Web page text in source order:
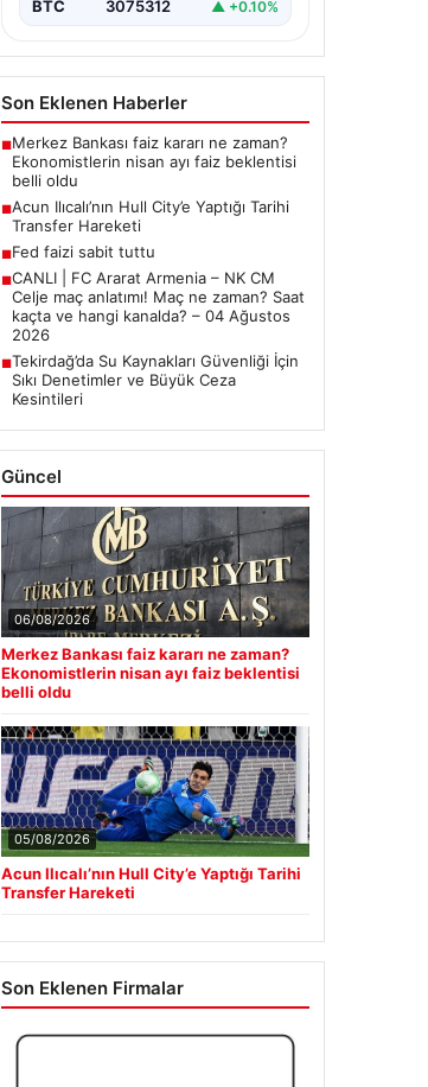
BTC 3075312 ▲ +0.10%
Son Eklenen Haberler
■Merkez Bankası faiz kararı ne zaman?
Ekonomistlerin nisan ayı faiz beklentisi
belli oldu
■Acun Ilıcalı’nın Hull City’e Yaptığı Tarihi
Transfer Hareketi
■Fed faizi sabit tuttu
■CANLI | FC Ararat Armenia – NK CM
Celje maç anlatımı! Maç ne zaman? Saat
kaçta ve hangi kanalda? – 04 Ağustos
2026
■Tekirdağ’da Su Kaynakları Güvenliği İçin
Sıkı Denetimler ve Büyük Ceza
Kesintileri
Güncel
06/08/2026
Merkez Bankası faiz kararı ne zaman?
Ekonomistlerin nisan ayı faiz beklentisi
belli oldu
05/08/2026
Acun Ilıcalı’nın Hull City’e Yaptığı Tarihi
Transfer Hareketi
Son Eklenen Firmalar